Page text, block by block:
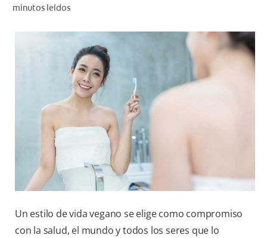
minutos leídos
Un estilo de vida vegano se elige como compromiso
con la salud, el mundo y todos los seres que lo